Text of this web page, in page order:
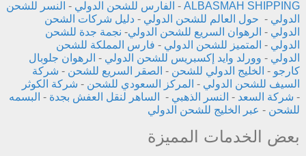
ALBASMAH SHIPPING
- الفارس للشحن الدولي - النسر للشحن
الدولي - حول العالم للشحن الدولي - دليل شركات الشحن
الدولي - الرهوان السريع للشحن الدولي- نجمة جدة للشحن
الدولي - المتميز للشحن الدولي - فارس المملكة للشحن
الدولي - وورلد وايد إكسبريس للشحن الدولي - الرهوان جلوبال
كارجو - الخليج الدولي للشحن - الصقر السريع للشحن - شركة
السيف للشحن الدولي - المركز السعودي للشحن - شركة الكوثر
- شركة السعد - النسر الذهبي - الساهر لنقل العفش بجدة - البسمه
للشحن - عبر الخليج للشحن الدولي
بعض الخدمات المميزة